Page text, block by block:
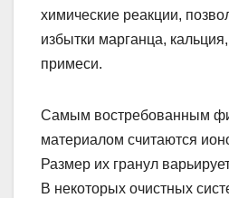
химические реакции,
избытки марганца,
примеси.
Самым востребованным
материалом считаются
Размер их гранул
В некоторых очистных